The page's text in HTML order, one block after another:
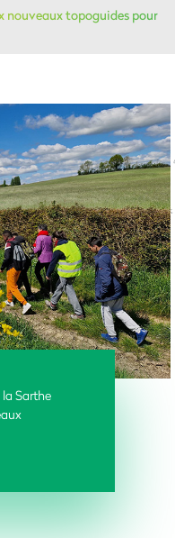
nouveaux topoguides pour
la Sarthe